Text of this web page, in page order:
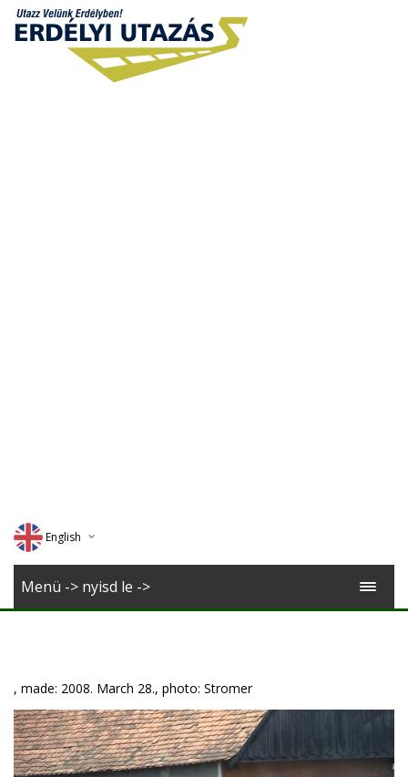
English
Deutsch
Menü -> nyisd le ->
, made: 2008. March 28., photo: Stromer